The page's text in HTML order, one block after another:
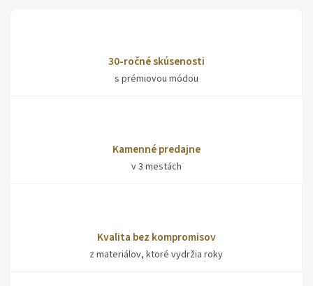
30-ročné skúsenosti
s prémiovou módou
Kamenné predajne
v 3 mestách
Kvalita bez kompromisov
z materiálov, ktoré vydržia roky